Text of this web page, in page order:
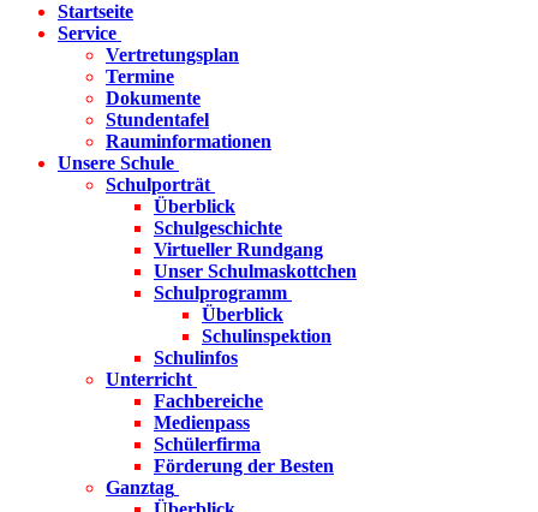
Startseite
Service
Vertretungsplan
Termine
Dokumente
Stundentafel
Rauminformationen
Unsere Schule
Schulporträt
Überblick
Schulgeschichte
Virtueller Rundgang
Unser Schulmaskottchen
Schulprogramm
Überblick
Schulinspektion
Schulinfos
Unterricht
Fachbereiche
Medienpass
Schülerfirma
Förderung der Besten
Ganztag